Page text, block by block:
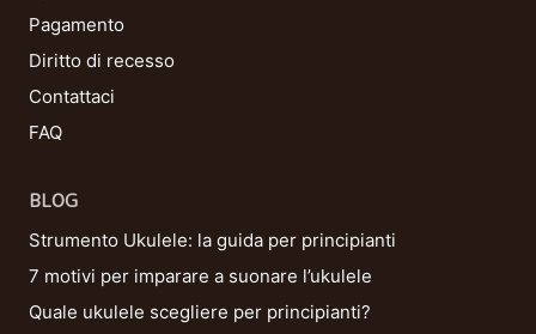
Pagamento
Diritto di recesso
Contattaci
FAQ
BLOG
Strumento Ukulele: la guida per principianti
7 motivi per imparare a suonare l’ukulele
Quale ukulele scegliere per principianti?